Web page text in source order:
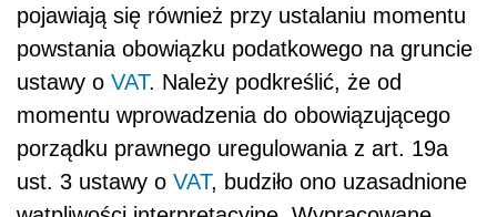
pojawiają się również przy ustalaniu momentu
powstania obowiązku podatkowego na gruncie
ustawy o VAT. Należy podkreślić, że od
momentu wprowadzenia do obowiązującego
porządku prawnego uregulowania z art. 19a
ust. 3 ustawy o VAT, budziło ono uzasadnione